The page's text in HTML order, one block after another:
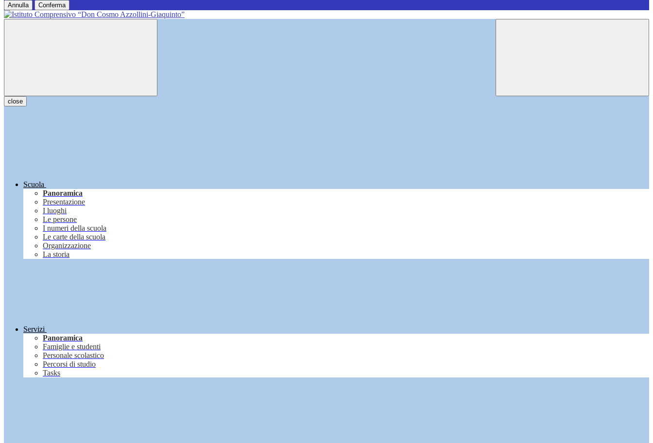
Annulla Conferma
close
Scuola
Panoramica
Presentazione
I luoghi
Le persone
I numeri della scuola
Le carte della scuola
Organizzazione
La storia
Servizi
Panoramica
Famiglie e studenti
Personale scolastico
Percorsi di studio
Tasks